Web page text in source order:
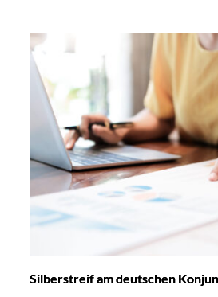
Silberstreif am deutschen